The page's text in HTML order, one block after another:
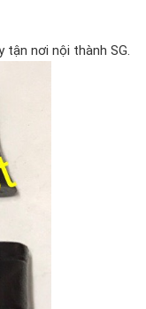
nơi nội thành SG.